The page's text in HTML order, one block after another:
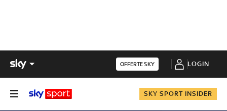
OFFERTE SKY LOGIN
SKY SPORT INSIDER